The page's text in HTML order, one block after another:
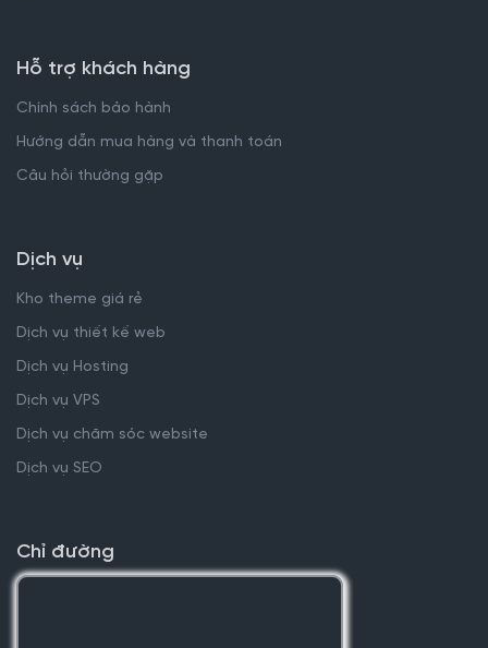
Hỗ trợ khách hàng
Chính sách bảo hành
Hướng dẫn mua hàng và thanh toán
Câu hỏi thường gặp
Dịch vụ
Kho theme giá rẻ
Dịch vụ thiết kế web
Dịch vụ Hosting
Dịch vụ VPS
Dịch vụ chăm sóc website
Dịch vụ SEO
Chỉ đường